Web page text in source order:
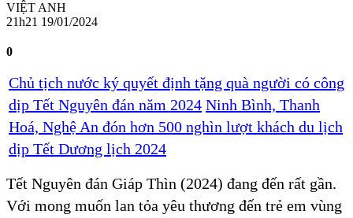
VIỆT ANH
21h21 19/01/2024
0
Chủ tịch nước ký quyết định tặng quà người có công
dịp Tết Nguyên đán năm 2024 Ninh Bình, Thanh
Hoá, Nghệ An đón hơn 500 nghìn lượt khách du lịch
dịp Tết Dương lịch 2024
Tết Nguyên đán Giáp Thìn (2024) đang đến rất gần.
Với mong muốn lan tỏa yêu thương đến trẻ em vùng